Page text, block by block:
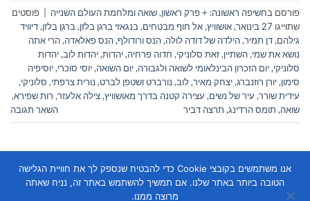
פורסם בחשיפה ראשונה: + פרק ראשון,שואה ומלחמת העולם השנייה
פוסטים
שתוייגו 27 בינואר ,אושוויץ,אל חוף מבטחים, בנגאזי ברגן בלזן, ברגן בלזן,דיוויד
גילהם,דן תמיר,הילדה של דודה לולה,הנס ורודולף,הנס פאלאדה,הרי אתה
נושא את שמי,השתיין,זאת סלוניקי, חדוה פרחיה,יהדות,יהדות לוב,יהדות
סלוניקי,יום הזכרון הבינלאומי לשואה ולגבורה,יום השואה,יוסי סוכרי,יוסיפיה
סימון,יורן רוזנברג,יצחק מאיר,לוב, נורברט ושטפן לברט, נורית צרפתי, סלוניקי,
עידית שורר, עיר של נשים, עצירה קטנה בדרך מאושוויץ,צילה אלעזר, רות שפירא,
שואה, תומס הרדינג, תרצה דביר השאר תגובה
אנו משתמשים בקובצי Cookie כדי להבטיח שנספק לך את חוויית הגלישה
הטובה ביותר באתר שלנו. אם תמשיך להשתמש באתר זה, נניח שאתה
מרוצה ממנו.